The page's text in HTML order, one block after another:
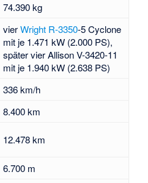
74.390 kg
vierWright R-3350-5 Cyclone
mit je 1.471 kW (2.000 PS),
später vierAllison V-3420-11
mit je 1.940 kW (2.638 PS)
336 km/h
8.400 km
12.478 km
6.700 m